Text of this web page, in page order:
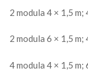
2 modula 4 × 1,5
2 modula 6 × 1,5
4 modula 4 × 1,5